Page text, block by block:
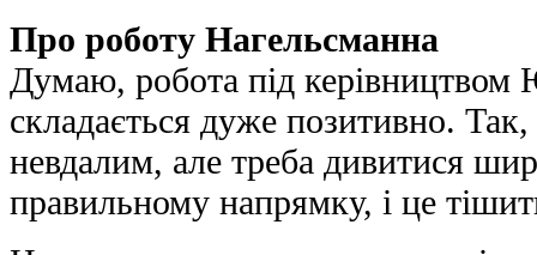
Про роботу Нагельсманна
Думаю, робота під керівництвом
складається дуже позитивно. Так,
невдалим, але треба дивитися
правильному напрямку, і це